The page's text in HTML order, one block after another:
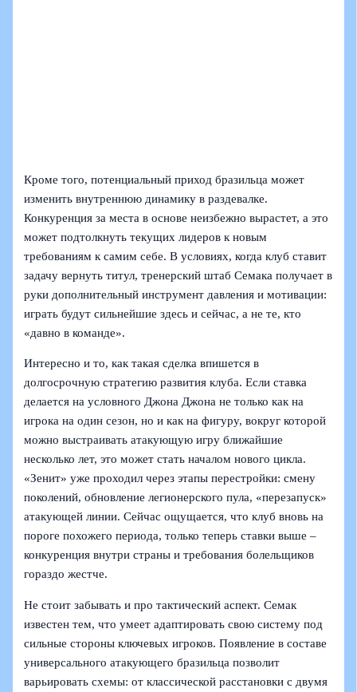
Кроме того, потенциальный приход бразильца может
изменить внутреннюю динамику в раздевалке.
Конкуренция за места в основе неизбежно вырастет, а это
может подтолкнуть текущих лидеров к новым
требованиям к самим себе. В условиях, когда клуб ставит
задачу вернуть титул, тренерский штаб Семака получает в
руки дополнительный инструмент давления и мотивации:
играть будут сильнейшие здесь и сейчас, а не те, кто
«давно в команде».
Интересно и то, как такая сделка впишется в
долгосрочную стратегию развития клуба. Если ставка
делается на условного Джона Джона не только как на
игрока на один сезон, но и как на фигуру, вокруг которой
можно выстраивать атакующую игру ближайшие
несколько лет, это может стать началом нового цикла.
«Зенит» уже проходил через этапы перестройки: смену
поколений, обновление легионерского пула, «перезапуск»
атакующей линии. Сейчас ощущается, что клуб вновь на
пороге похожего периода, только теперь ставки выше –
конкуренция внутри страны и требования болельщиков
гораздо жестче.
Не стоит забывать и про тактический аспект. Семак
известен тем, что умеет адаптировать свою систему под
сильные стороны ключевых игроков. Появление в составе
универсального атакующего бразильца позволит
варьировать схемы: от классической расстановки с двумя